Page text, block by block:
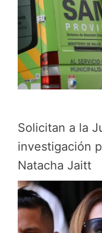
Solicitan a la
investigación
Natacha Jaitt